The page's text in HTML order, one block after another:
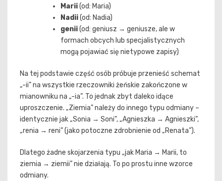
Marii(od: Maria)
Nadii(od: Nadia)
genii(od: geniusz → geniusze, ale w
formach obcych lub specjalistycznych
mogą pojawiać się nietypowe zapisy)
Na tej podstawie część osób próbuje przenieść schemat
„-ii” na wszystkie rzeczowniki żeńskie zakończone w
mianowniku na „-ia”. To jednak zbyt daleko idące
uproszczenie. „Ziemia” należy do innego typu odmiany –
identycznie jak „Sonia → Soni”, „Agnieszka → Agnieszki”,
„renia → reni” (jako potoczne zdrobnienie od „Renata”).
Dlatego żadne skojarzenia typu „jak Maria → Marii, to
ziemia → ziemii” nie działają. To po prostu inne wzorce
odmiany.